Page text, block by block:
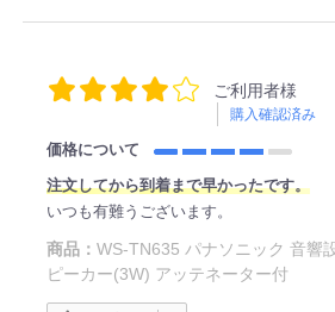
ご利用者様
購入確認済み
価格について
注文してから到着まで早かったです。
いつも有難うございます。
商品： WS-TN635 パナソニック 音響
ピーカー(3W) アッテネーター付